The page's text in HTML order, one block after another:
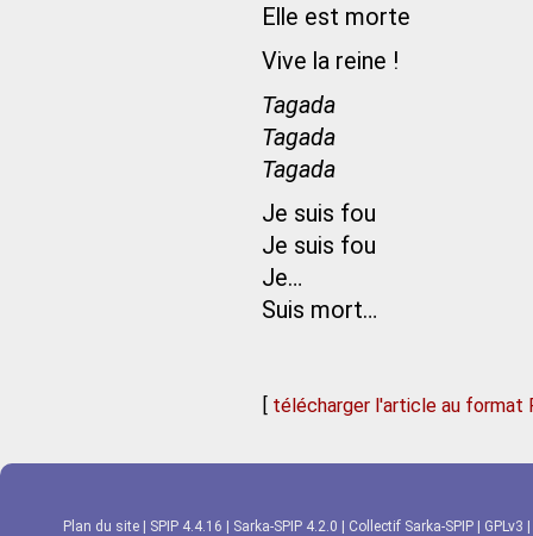
Elle est morte
Vive la reine !
Tagada
Tagada
Tagada
Je suis fou
Je suis fou
Je…
Suis mort…
[ télécharger l'article au format
Plan du site SPIP 4.4.16 Sarka-SPIP 4.2.0 Collectif Sarka-SPIP GPLv3